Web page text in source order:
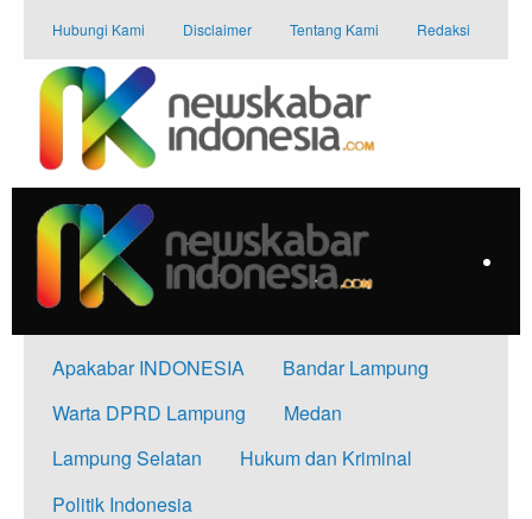
content
Hubungi Kami Disclaimer Tentang Kami Redaksi
Apakabar INDONESIA
Bandar Lampung
Warta DPRD Lampung
Medan
Lampung Selatan
Hukum dan Kriminal
Politik Indonesia